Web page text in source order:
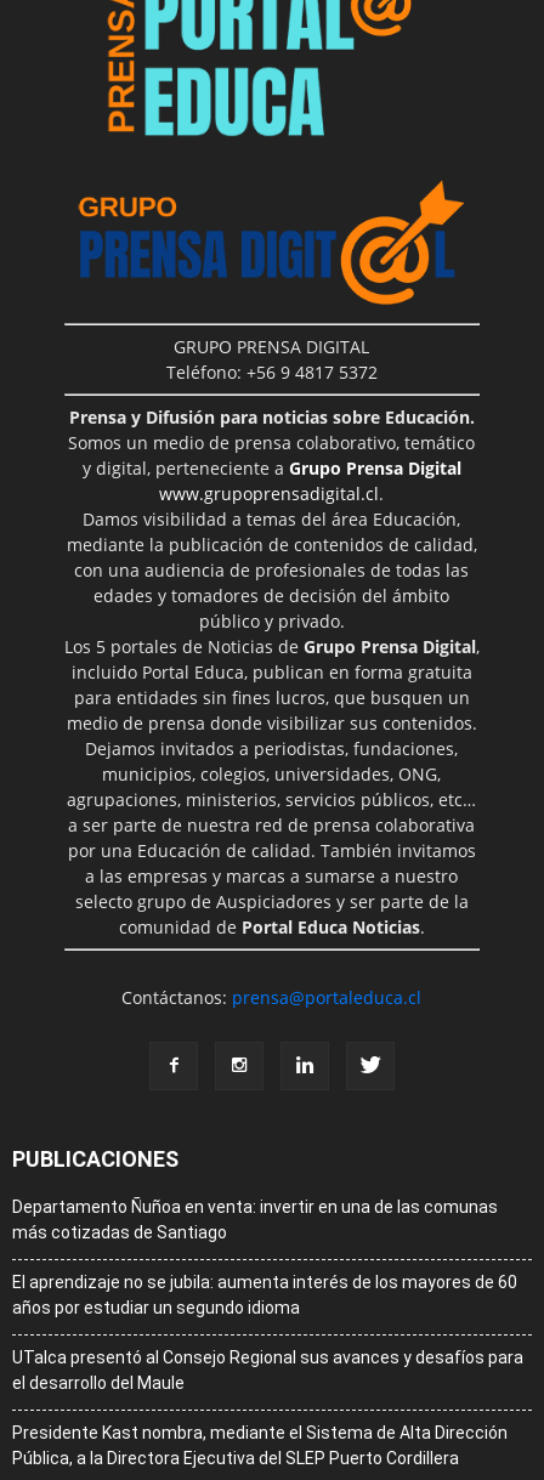
GRUPO PRENSA DIGITAL
Teléfono: +56 9 4817 5372
Prensa y Difusión para noticias sobre Educación.
Somos un medio de prensa colaborativo, temático
y digital, perteneciente a Grupo Prensa Digital
www.grupoprensadigital.cl.
Damos visibilidad a temas del área Educación,
mediante la publicación de contenidos de calidad,
con una audiencia de profesionales de todas las
edades y tomadores de decisión del ámbito
público y privado.
Los 5 portales de Noticias de Grupo Prensa Digital,
incluido Portal Educa, publican en forma gratuita
para entidades sin fines lucros, que busquen un
medio de prensa donde visibilizar sus contenidos.
Dejamos invitados a periodistas, fundaciones,
municipios, colegios, universidades, ONG,
agrupaciones, ministerios, servicios públicos, etc…
a ser parte de nuestra red de prensa colaborativa
por una Educación de calidad. También invitamos
a las empresas y marcas a sumarse a nuestro
selecto grupo de Auspiciadores y ser parte de la
comunidad de Portal Educa Noticias.
Contáctanos: prensa@portaleduca.cl
PUBLICACIONES
Departamento Ñuñoa en venta: invertir en una de las comunas
más cotizadas de Santiago
El aprendizaje no se jubila: aumenta interés de los mayores de 60
años por estudiar un segundo idioma
UTalca presentó al Consejo Regional sus avances y desafíos para
el desarrollo del Maule
Presidente Kast nombra, mediante el Sistema de Alta Dirección
Pública, a la Directora Ejecutiva del SLEP Puerto Cordillera